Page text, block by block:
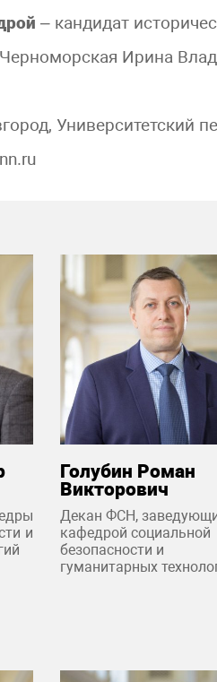
– кандидат
Ирина
Университетский
и
Голубин Роман
Викторович
Декан ФСН,
кафедрой социальной
безопасности и
гуманитарных